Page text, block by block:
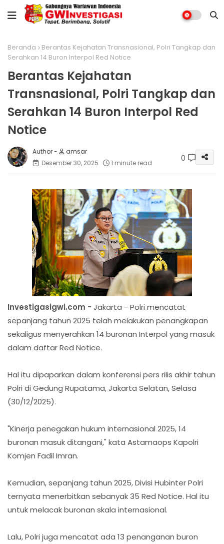
Beranda
Berantas Kejahatan Transnasional, Polri Tangkap dan
Serahkan 14 Buron Interpol Red Notice
Berantas Kejahatan
Transnasional, Polri Tangkap dan
Serahkan 14 Buron Interpol Red
Notice
amsar
Desember 30, 2025
1 minute read 0
Investigasigwi.com - Jakarta - Polri mencatat
sepanjang tahun 2025 telah melakukan penangkapan
sekaligus menyerahkan 14 buronan Interpol yang masuk
dalam daftar Red Notice.
Hal itu dipaparkan dalam konferensi pers rilis akhir tahun
Polri di Gedung Rupatama, Jakarta Selatan, Selasa
(30/12/2025).
"Kinerja penegakan hukum internasional 2025, 14
buronan masuk ditangani," kata Astamaops Kapolri
Komjen Fadil Imran.
Kemudian, sepanjang tahun 2025, Divisi Hubinter Polri
ternyata menerbitkan sebanyak 35 Red Notice. Hal itu
untuk melacak buronan skala internasional.
Lalu, Polri juga mencatat ada 13 penanganan buron